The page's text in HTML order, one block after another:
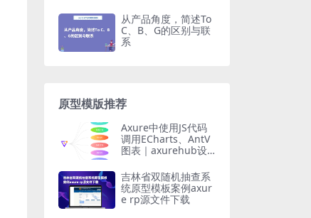
从产品角度，简述To
C、B、G的区别与联
系
原型模版推荐
Axure中使用JS代码
调用ECharts、AntV
图表｜axurehub设
吉林省双随机抽查系
统原型模板案例axur
e rp源文件下载